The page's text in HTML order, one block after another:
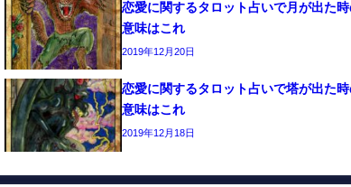
恋愛に関するタロット占いで月が出た
意味はこれ
2019年12月20日
恋愛に関するタロット占いで塔が出た
意味はこれ
2019年12月18日